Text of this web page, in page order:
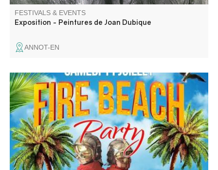
FESTIVALS & EVENTS
Exposition - Peintures de Joan Dubique
ANNOT-EN
L'amicale des sapeurs pompiers de Saint André les Alpes
vous propose l'aprèm porte ouverte de 14h à 18h, Happy
Hour de 18h à 20h suivi d'une soirée animée par DJ.
Buvette et Food truck sur place.